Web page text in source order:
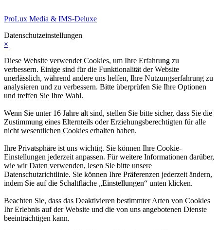
ProLux Media & IMS-Deluxe
Datenschutzeinstellungen
×
Diese Website verwendet Cookies, um Ihre Erfahrung zu
verbessern. Einige sind für die Funktionalität der Website
unerlässlich, während andere uns helfen, Ihre Nutzungserfahrung zu
analysieren und zu verbessern. Bitte überprüfen Sie Ihre Optionen
und treffen Sie Ihre Wahl.
Wenn Sie unter 16 Jahre alt sind, stellen Sie bitte sicher, dass Sie die
Zustimmung eines Elternteils oder Erziehungsberechtigten für alle
nicht wesentlichen Cookies erhalten haben.
Ihre Privatsphäre ist uns wichtig. Sie können Ihre Cookie-
Einstellungen jederzeit anpassen. Für weitere Informationen darüber,
wie wir Daten verwenden, lesen Sie bitte unsere
Datenschutzrichtlinie. Sie können Ihre Präferenzen jederzeit ändern,
indem Sie auf die Schaltfläche „Einstellungen“ unten klicken.
Beachten Sie, dass das Deaktivieren bestimmter Arten von Cookies
Ihr Erlebnis auf der Website und die von uns angebotenen Dienste
beeinträchtigen kann.